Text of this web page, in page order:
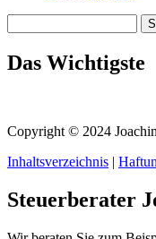
Das Wichtigste
Copyright © 2024
Inhaltsverzeichnis |
Steuerberater